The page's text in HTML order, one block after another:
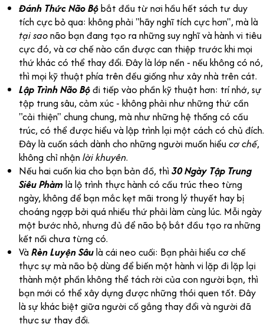
Đánh Thức Não Bộbắt đầu từ nơi hầu hết sách tư duy
tích cực bỏ qua: không phải "hãy nghĩ tích cực hơn", mà là
tại saonão bạn đang tạo ra những suy nghĩ và hành vi tiêu
cực đó, và cơ chế nào cần được can thiệp trước khi mọi
thứ khác có thể thay đổi. Đây là lớp nền - nếu không có nó,
thì mọi kỹ thuật phía trên đều giống như xây nhà trên cát.
Lập Trình Não Bộđi tiếp vào phần kỹ thuật hơn: trí nhớ, sự
tập trung sâu, cảm xúc - không phải như những thứ cần
"cải thiện" chung chung, mà như những hệ thống có cấu
trúc, có thể được hiểu và lập trình lại một cách có chủ đích.
Đây là cuốn sách dành cho những người muốn hiểu cơ chế,
không chỉ nhận lời khuyên.
Nếu hai cuốn kia cho bạn bản đồ, thì 30 Ngày Tập Trung
Siêu Phàm là lộ trình thực hành có cấu trúc theo từng
ngày, không để bạn mắc kẹt mãi trong lý thuyết hay bị
choáng ngợp bởi quá nhiều thứ phải làm cùng lúc. Mỗi ngày
một bước nhỏ, nhưng đủ để não bộ bắt đầu tạo ra những
kết nối chưa từng có.
Và Rèn Luyện Sâulà cái neo cuối: Bạn phải hiểu cơ chế
thực sự mà não bộ dùng để biến một hành vi lặp đi lặp lại
thành một phần không thể tách rời của con người bạn, thì
bạn mới có thể xây dựng được những thói quen tốt. Đây
là sự khác biệt giữa người cố gắng thay đổi và người đã
thực sự thay đổi.